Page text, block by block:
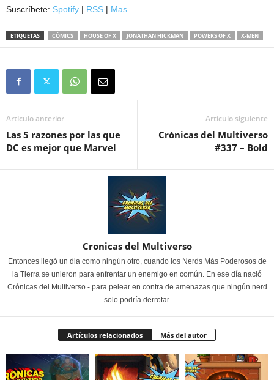
Suscríbete: Spotify | RSS | Mas
ETIQUETAS CÓMICS HOUSE OF X JONATHAN HICKMAN POWERS OF X X-MEN
Artículo anterior
Las 5 razones por las que
DC es mejor que Marvel
Artículo siguiente
Crónicas del Multiverso
#337 – Bold
Cronicas del Multiverso
Entonces llegó un dia como ningún otro, cuando los Nerds Más Poderosos de
la Tierra se unieron para enfrentar un enemigo en común. En ese día nació
Crónicas del Multiverso - para pelear en contra de amenazas que ningún nerd
solo podría derrotar.
Artículos relacionados Más del autor